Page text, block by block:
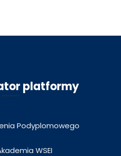
platformy
Podyplomowego
WSEI